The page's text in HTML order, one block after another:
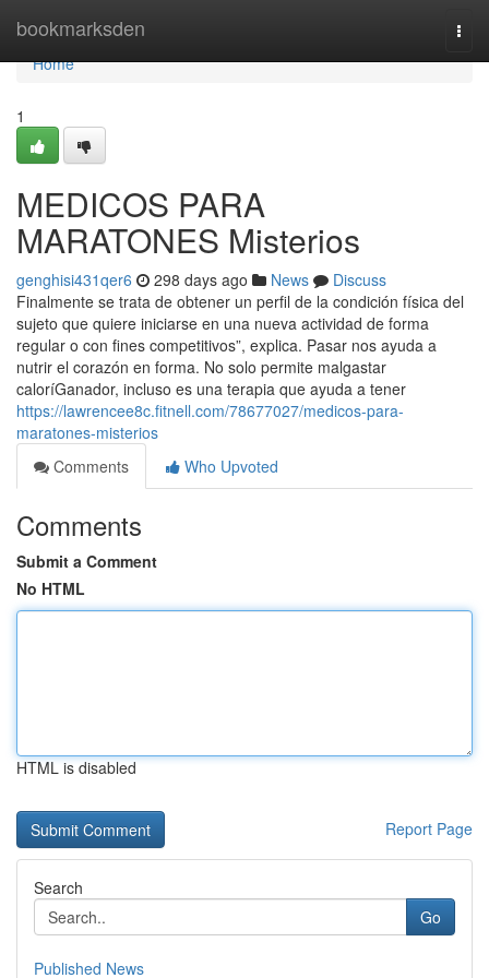
bookmarksden
Home
Home
1
MEDICOS PARA
MARATONES Misterios
genghisi431qer6 298 days ago News
Discuss
Finalmente se trata de obtener un perfil de la condición física del
sujeto que quiere iniciarse en una nueva actividad de forma
regular o con fines competitivos”, explica. Pasar nos ayuda a
nutrir el corazón en forma. No solo permite malgastar
caloríGanador, incluso es una terapia que ayuda a tener
https://lawrencee8c.fitnell.com/78677027/medicos-para-
maratones-misterios
Comments
Who Upvoted
Comments
Submit a Comment
No HTML
HTML is disabled
Report Page
Search
Go
Published News